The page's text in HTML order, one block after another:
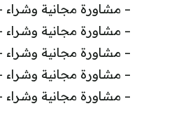
– مشاورة مجانية وشراء –
– مشاورة مجانية وشراء –
– مشاورة مجانية وشراء –
– مشاورة مجانية وشراء –
– مشاورة مجانية وشراء –